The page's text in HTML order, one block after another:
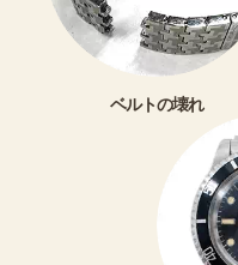
ベルトの壊れ